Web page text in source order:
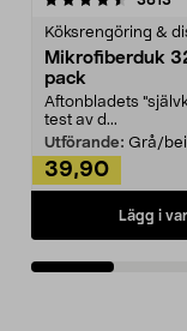
Köksrengöring &
Mikrofiberduk
pack
Aftonbladets
test av d...
Utförande: Grå/
39,90
Lägg i